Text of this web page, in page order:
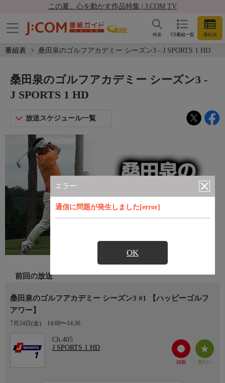
この夏、心を動かす作品特集 | J:COM TV
CS番組一覧 番組表
検索
番組表 桑田泉のゴルフアカデミー シーズン3 - J SPORTS 1 HD
エラー
通信に問題が発生しました[error]
OK
桑田泉のゴルフアカデミー シーズン3 -
J SPORTS 1 HD
放送スケジュール一覧
前回の放送
桑田泉のゴルフアカデミー シーズン3 #1 【ハッピーゴルフ
アワー】
7月24日(金) 14:00〜14:30
Ch.405
J SPORTS 1 HD